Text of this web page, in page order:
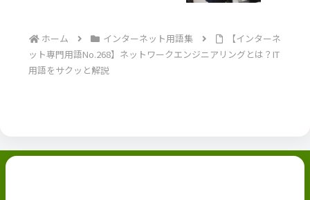
ホーム インターネット用語集
【インターネ
ット専門用語No.268】ネットワークエンジニアリングとは？IT
用語をサクッと解説